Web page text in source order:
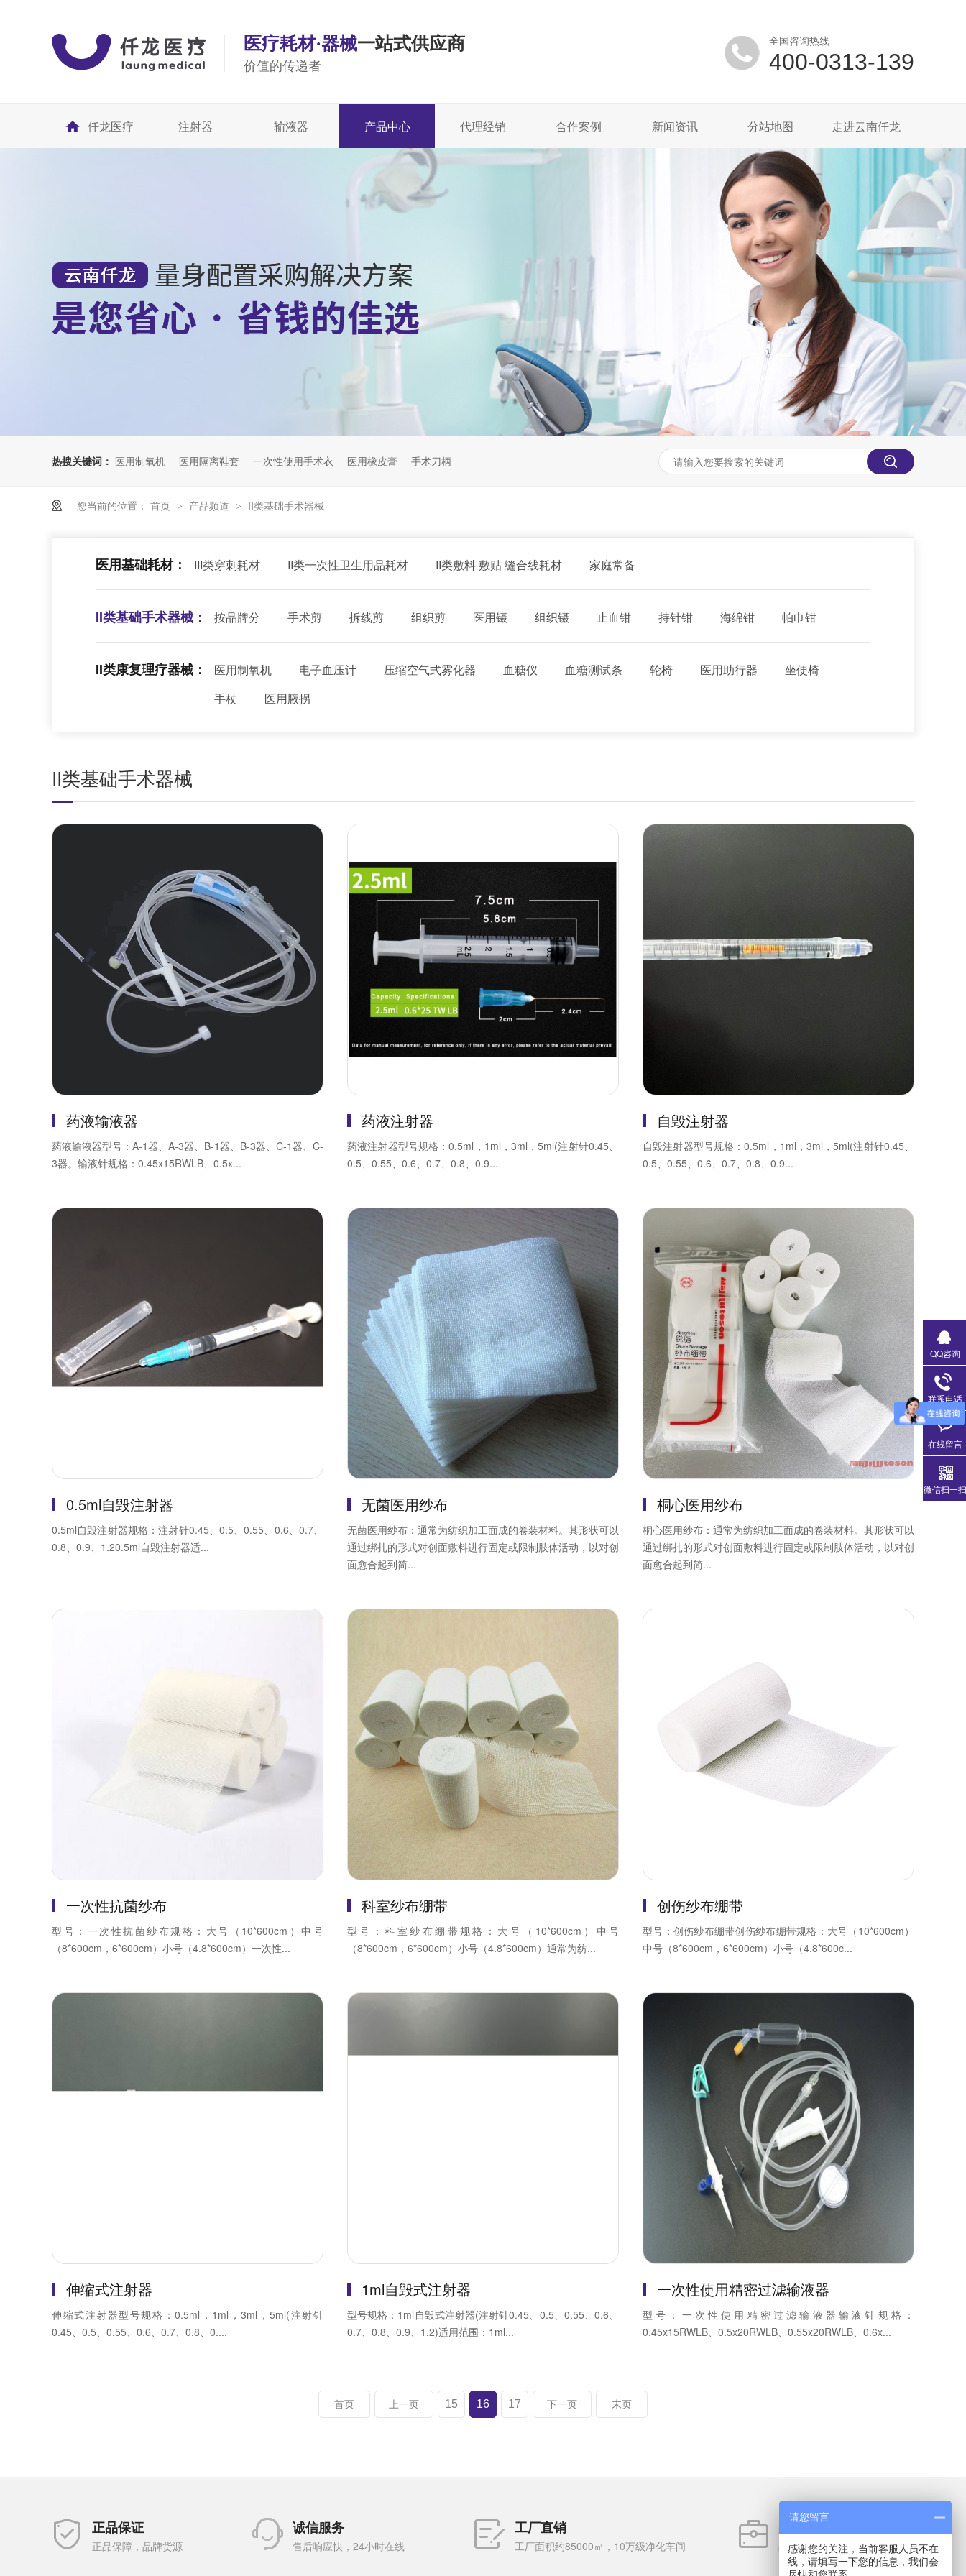
医疗耗材·器械一站式供应商
价值的传递者
全国咨询热线
400-0313-139
仟龙医疗 注射器 输液器 产品中心 代理经销 合作案例 新闻资讯 分站地图 走进云南仟龙
热搜关键词： 医用制氧机 医用隔离鞋套 一次性使用手术衣 医用橡皮膏 手术刀柄
您当前的位置： 首页 > 产品频道 > II类基础手术器械
医用基础耗材： III类穿刺耗材 II类一次性卫生用品耗材 II类敷料 敷贴 缝合线耗材 家庭常备
II类基础手术器械： 按品牌分 手术剪 拆线剪 组织剪 医用镊 组织镊 止血钳 持针钳 海绵钳 帕巾钳
II类康复理疗器械： 医用制氧机 电子血压计 压缩空气式雾化器 血糖仪 血糖测试条 轮椅 医用助行器
坐便椅
手杖
医用腋拐
II类基础手术器械
药液输液器
药液输液器型号：A-1器、A-3器、B-1器、B-3器、C-1器、C-
3器。输液针规格：0.45x15RWLB、0.5x...
药液注射器
药液注射器型号规格：0.5ml，1ml，3ml，5ml(注射针0.45、
0.5、0.55、0.6、0.7、0.8、0.9...
自毁注射器
自毁注射器型号规格：0.5ml，1ml，3ml，5ml(注射针0.45、
0.5、0.55、0.6、0.7、0.8、0.9...
0.5ml自毁注射器
0.5ml自毁注射器规格：注射针0.45、0.5、0.55、0.6、0.7、
0.8、0.9、1.20.5ml自毁注射器适...
无菌医用纱布
无菌医用纱布：通常为纺织加工面成的卷装材料。其形状可以
通过绑扎的形式对创面敷料进行固定或限制肢体活动，以对创
面愈合起到简...
桐心医用纱布
桐心医用纱布：通常为纺织加工面成的卷装材料。其形状可以
通过绑扎的形式对创面敷料进行固定或限制肢体活动，以对创
面愈合起到简...
一次性抗菌纱布
型号：一次性抗菌纱布规格：大号（10*600cm）中号
（8*600cm，6*600cm）小号（4.8*600cm）一次性...
科室纱布绷带
型号：科室纱布绷带规格：大号（10*600cm）中号
（8*600cm，6*600cm）小号（4.8*600cm）通常为纺...
创伤纱布绷带
型号：创伤纱布绷带创伤纱布绷带规格：大号（10*600cm）
中号（8*600cm，6*600cm）小号（4.8*600c...
伸缩式注射器
伸缩式注射器型号规格：0.5ml，1ml，3ml，5ml(注射针
0.45、0.5、0.55、0.6、0.7、0.8、0....
1ml自毁式注射器
型号规格：1ml自毁式注射器(注射针0.45、0.5、0.55、0.6、
0.7、0.8、0.9、1.2)适用范围：1ml...
一次性使用精密过滤输液器
型号：一次性使用精密过滤输液器输液针规格：
0.45x15RWLB、0.5x20RWLB、0.55x20RWLB、0.6x...
首页 上一页 15 16 17 下一页 末页
正品保证
正品保障，品牌货源
诚信服务
售后响应快，24小时在线
工厂直销
工厂面积约85000㎡，10万级净化车间
品类丰富
品类齐全6000多种，备货充足
QQ咨询
联系电话
在线留言
微信扫一扫
请您留言
感谢您的关注，当前客服人员不在
线，请填写一下您的信息，我们会